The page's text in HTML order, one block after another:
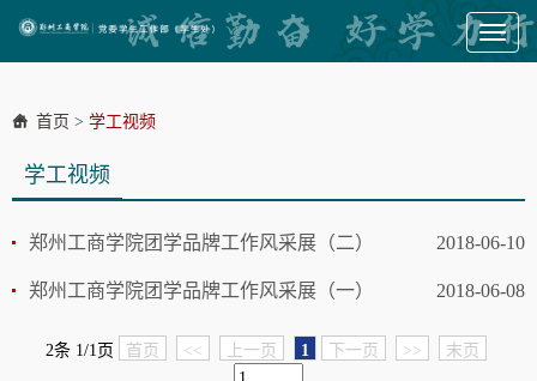
Toggle
首页 > 学工视频
学工视频
郑州工商学院团学品牌工作风采展（二） 2018-06-10
郑州工商学院团学品牌工作风采展（一） 2018-06-08
2条 1/1页 首页 << 上一页 1 下一页 >> 末页